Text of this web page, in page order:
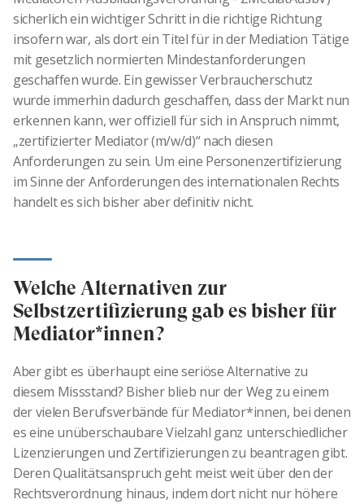
sicherlich ein wichtiger Schritt in die richtige Richtung
insofern war, als dort ein Titel für in der Mediation Tätige
mit gesetzlich normierten Mindestanforderungen
geschaffen wurde. Ein gewisser Verbraucherschutz
wurde immerhin dadurch geschaffen, dass der Markt nun
erkennen kann, wer offiziell für sich in Anspruch nimmt,
„zertifizierter Mediator (m/w/d)“ nach diesen
Anforderungen zu sein. Um eine Personenzertifizierung
im Sinne der Anforderungen des internationalen Rechts
handelt es sich bisher aber definitiv nicht.
Welche Alternativen zur
Selbstzertifizierung gab es bisher für
Mediator*innen?
Aber gibt es überhaupt eine seriöse Alternative zu
diesem Missstand? Bisher blieb nur der Weg zu einem
der vielen Berufsverbände für Mediator*innen, bei denen
es eine unüberschaubare Vielzahl ganz unterschiedlicher
Lizenzierungen und Zertifizierungen zu beantragen gibt.
Deren Qualitätsanspruch geht meist weit über den der
Rechtsverordnung hinaus, indem dort nicht nur höhere